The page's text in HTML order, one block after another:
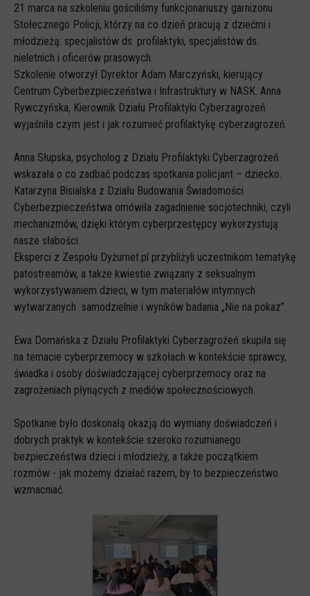
21 marca na szkoleniu gościliśmy funkcjonariuszy garnizonu
Stołecznego Policji, którzy na co dzień pracują z dziećmi i
młodzieżą: specjalistów ds. profilaktyki, specjalistów ds.
nieletnich i oficerów prasowych.
Szkolenie otworzył Dyrektor Adam Marczyński, kierujący
Centrum Cyberbezpieczeństwa i Infrastruktury w NASK. Anna
Rywczyńska, Kierownik Działu Profilaktyki Cyberzagrożeń
wyjaśniła czym jest i jak rozumieć profilaktykę cyberzagrozeń.
Anna Słupska, psycholog z Działu Profilaktyki Cyberzagrożeń
wskazała o co zadbać podczas spotkania policjant – dziecko.
Katarzyna Bisialska z Działu Budowania Świadomości
Cyberbezpieczeństwa omówiła zagadnienie socjotechniki, czyli
mechanizmów, dzięki którym cyberprzestępcy wykorzystują
nasze słabości.
Eksperci z Zespołu Dyżurnet.pl przybliżyli uczestnikom tematykę
patostreamów, a także kwiestie związany z seksualnym
wykorzystywaniem dzieci, w tym materiałów intymnych
wytwarzanych samodzielnie i wyników badania „Nie na pokaz”.
Ewa Domańska z Działu Profilaktyki Cyberzagrożeń skupiła się
na temacie cyberprzemocy w szkołach w kontekście sprawcy,
świadka i osoby doświadczającej cyberprzemocy oraz na
zagrożeniach płynących z mediów społecznościowych.
Spotkanie było doskonałą okazją do wymiany doświadczeń i
dobrych praktyk w kontekście szeroko rozumianego
bezpieczeństwa dzieci i młodzieży, a także początkiem
rozmów - jak możemy działać razem, by to bezpieczeństwo
wzmacniać.
INFOGRAFIKI
SŁOWA Z SIECI NASZYCH DZIECI
Webinaria
Webinary CEDMO
Cykl webinarów - Gadanie o internecie
Cykl webinarów - marzec 2026
Multimedia
Kreskówki
Filmy
Spoty
Audiobooki
Infografiki
Gry
Nasze gry
Gra karciana o deinformacji "Dezinfo"
Gra planszowa o cyberhigienie "Digital Brainiacs"
Kalambury z cyberhigieny "Cybermaster"
Dane teleadresowe
Dołącz do newslettera